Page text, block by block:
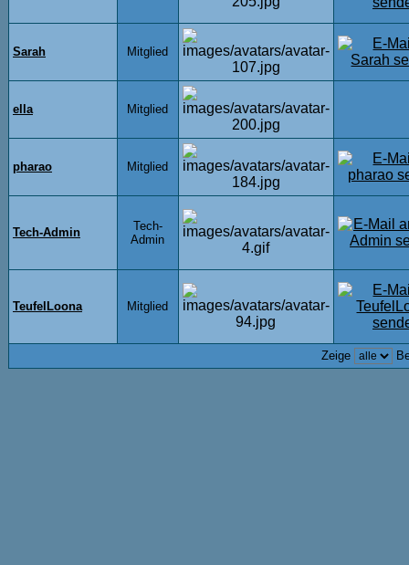
Sarah Mitglied
ella Mitglied
pharao Mitglied
Tech-Admin
Tech-
Admin
TeufelLoona Mitglied
Zeige